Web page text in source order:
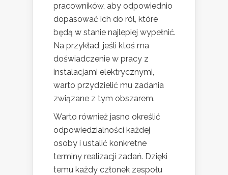
pracowników, aby odpowiednio
dopasować ich do ról, które
będą w stanie najlepiej wypełnić.
Na przykład, jeśli ktoś ma
doświadczenie w pracy z
instalacjami elektrycznymi,
warto przydzielić mu zadania
związane z tym obszarem.
Warto również jasno określić
odpowiedzialności każdej
osoby i ustalić konkretne
terminy realizacji zadań. Dzięki
temu każdy członek zespołu